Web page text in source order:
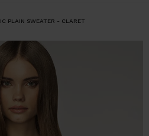
PLAIN SWEATER - CLARET